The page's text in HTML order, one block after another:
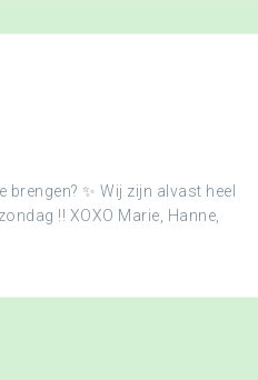
✨ Wij zijn alvast heel
!! XOXO Marie, Hanne,